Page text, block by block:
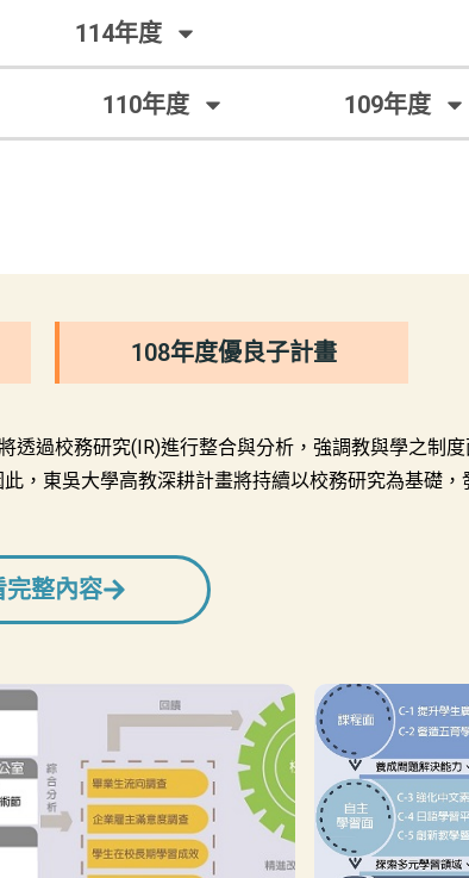
114年度
110年度 109年度
108年度優良子計畫
過校務研究(IR)進行整合與分析，強調教與學之制
，東吳大學高教深耕計畫將持續以校務研究為基礎
完整內容